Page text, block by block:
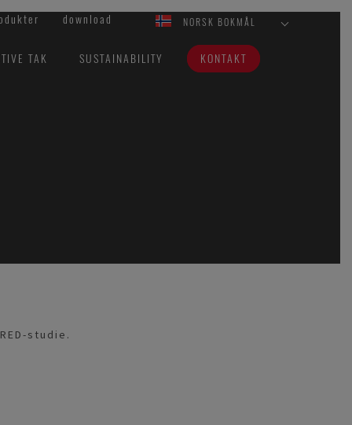
download NORSK BOKMÅL
TAK SUSTAINABILITY KONTAKT
studie.